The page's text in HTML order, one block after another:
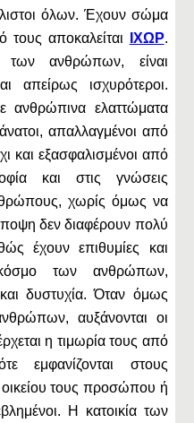
όλων. Έχουν σώμα
τους αποκαλείται
ΙΧΩΡ.
ανθρώπων, είναι
απείρως ισχυρότεροι.
ανθρώπινα ελαττώματα
απαλλαγμένοι από
και εξασφαλισμένοι από
και στις γνώσεις
χωρίς όμως να
δεν διαφέρουν πολύ
έχουν επιθυμίες και
των ανθρώπων,
δυστυχία. Όταν όμως
αυξάνονται οι
η τιμωρία τους από
εμφανίζονται στους
τους προσώπου ή
Η κατοικία των